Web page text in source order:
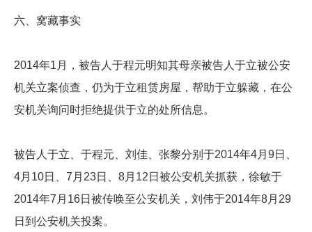
六、窝藏事实
2014年1月，被告人于程元明知其母亲被告人于立被公安
机关立案侦查，仍为于立租赁房屋，帮助于立躲藏，在公
安机关询问时拒绝提供于立的处所信息。
被告人于立、于程元、刘佳、张黎分别于2014年4月9日、
4月10日、7月23日、8月12日被公安机关抓获，徐敏于
2014年7月16日被传唤至公安机关，刘伟于2014年8月29
日到公安机关投案。